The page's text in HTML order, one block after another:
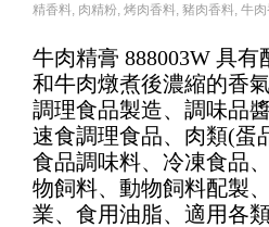
精香料, 肉精粉, 烤肉香料, 豬肉香料, 牛肉
牛肉精膏 888003W 具有
和牛肉燉煮後濃縮的香
調理食品製造、調味品
速食調理食品、肉類(蛋
食品調味料、冷凍食品
物飼料、動物飼料配製
業、食用油脂、適用各